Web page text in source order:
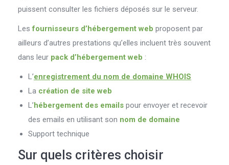
puissent consulter les fichiers déposés sur le serveur.
Lesfournisseurs d’hébergement web proposent par
ailleurs d’autres prestations qu’elles incluent très souvent
dans leur pack d’hébergement web :
L’enregistrement du nom de domaine WHOIS
La création de site web
L’hébergement des emails pour envoyer et recevoir
des emails en utilisant son nom de domaine
Support technique
Sur quels critères choisir